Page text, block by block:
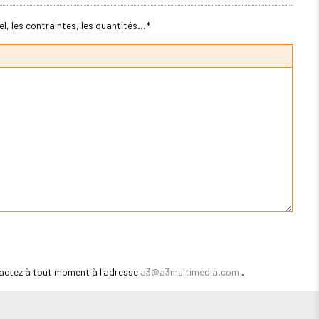
les contraintes, les quantités...*
à tout moment à l'adresse a3@a3multimedia.com .